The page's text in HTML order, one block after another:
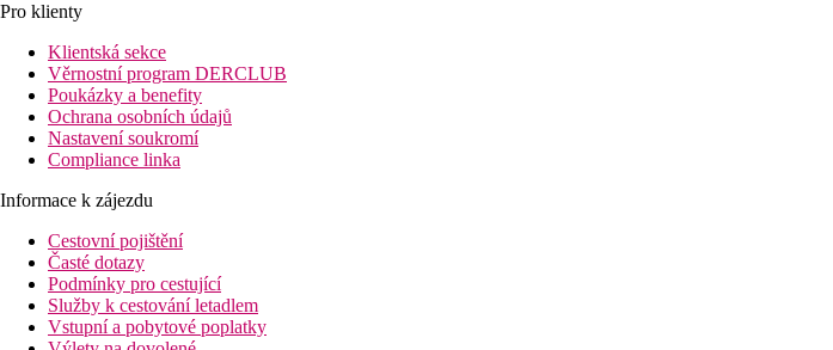
Pro klienty
Klientská sekce
Věrnostní program DERCLUB
Poukázky a benefity
Ochrana osobních údajů
Nastavení soukromí
Compliance linka
Informace k zájezdu
Cestovní pojištění
Časté dotazy
Podmínky pro cestující
Služby k cestování letadlem
Vstupní a pobytové poplatky